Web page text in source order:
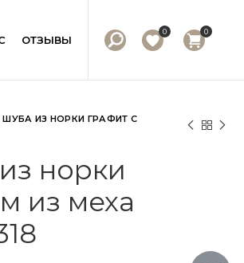
ОТЗЫВЫ
0 0
ШУБА ИЗ НОРКИ ГРАФИТ С
норки
из меха